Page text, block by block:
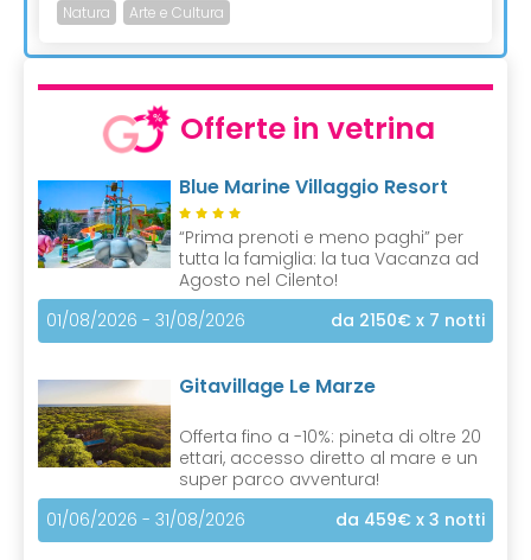
Natura Arte e Cultura
Offerte in vetrina
Blue Marine Villaggio Resort
“Prima prenoti e meno paghi” per
tutta la famiglia: la tua Vacanza ad
Agosto nel Cilento!
01/08/2026 - 31/08/2026
da 2150€ x 7 notti
Gitavillage Le Marze
Offerta fino a -10%: pineta di oltre 20
ettari, accesso diretto al mare e un
super parco avventura!
01/06/2026 - 31/08/2026
da 459€ x 3 notti